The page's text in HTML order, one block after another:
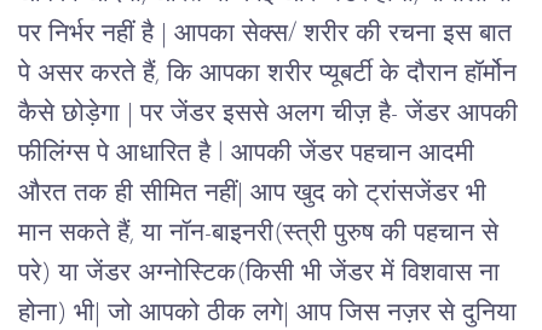
पर निर्भरनहीं है | आपका सेक्स/ शरीर की रचना इस बात
पे असर करते हैं, कि आपका शरीर प्यूबर्टी के दौरान हॉर्मोन
कैसे छोड़ेगा | पर जेंडर इससे अलग चीज़ है- जेंडर आपकी
फीलिंग्स पे आधारित है l आपकी जेंडर पहचान आदमी
औरत तक ही सीमित नहीं| आप खुद को ट्रांसजेंडर भी
मान सकते हैं, या नॉन-बाइनरी(स्त्री पुरुष की पहचान से
परे) या जेंडर अग्नोस्टिक(किसी भी जेंडर में विशवास ना
होना) भी| जो आपको ठीक लगे| आप जिस नज़र से दुनिया